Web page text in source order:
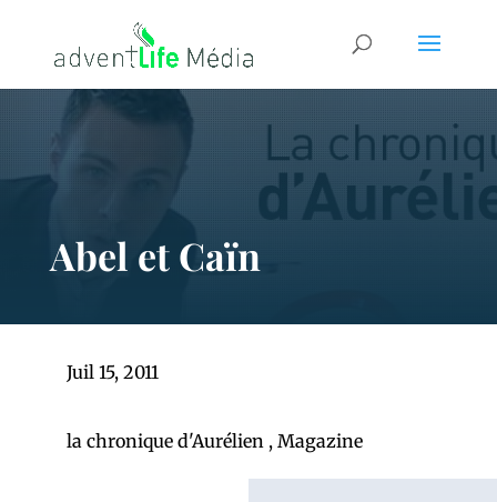
Abel et Caïn
Juil 15, 2011
la chronique d'Aurélien, Magazine